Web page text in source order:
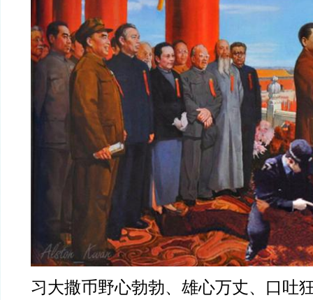
习大撒币野心勃勃、雄心万丈、口吐